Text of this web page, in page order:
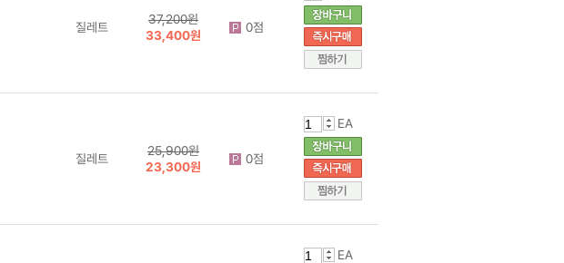
질레트
37,200원
33,400원
0점
질레트
25,900원
23,300원
0점
EA
EA